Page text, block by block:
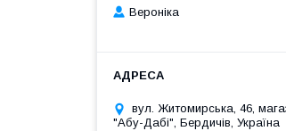
Вероніка
вул. Житомирська, 46,
"Абу-Дабі", Бердичів, Україна